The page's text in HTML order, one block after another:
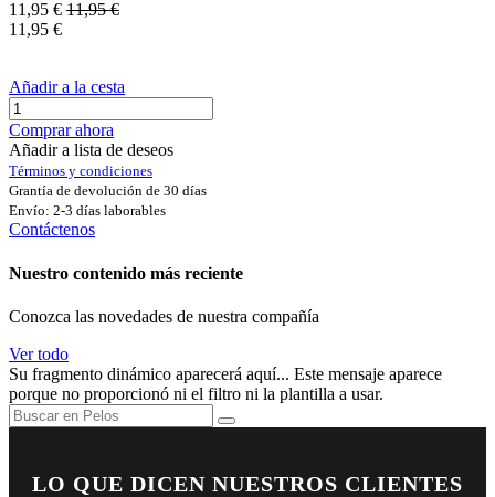
11,95 € 11,95€
11,95 €
Añadir a la cesta
Comprar ahora
Añadir a lista de deseos
Términos y condiciones
Grantía de devolución de 30 días
Envío: 2-3 días laborables
Contáctenos
Nuestro contenido más reciente
Conozca las novedades de nuestra compañía
Ver todo
Su fragmento dinámico aparecerá aquí... Este mensaje aparece
porque no proporcionó ni el filtro ni la plantilla a usar.
LO QUE DICEN NUESTROS CLIENTES